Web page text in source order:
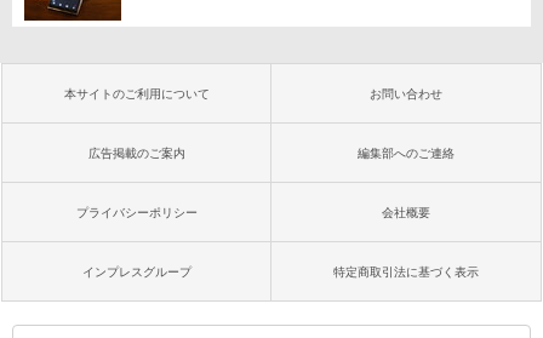
本サイトのご利用について お問い合わせ
広告掲載のご案内 編集部へのご連絡
プライバシーポリシー 会社概要
インプレスグループ 特定商取引法に基づく表示